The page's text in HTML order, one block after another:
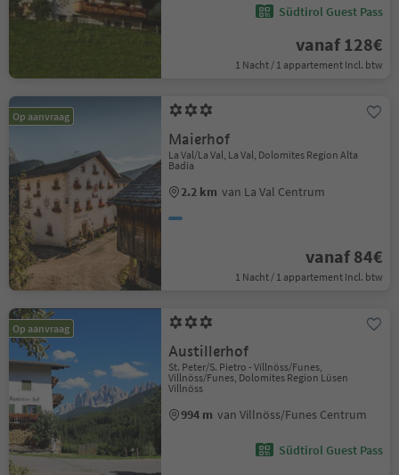
Südtirol Guest Pass
vanaf 128€
1 Nacht / 1 appartement Incl. btw
Op aanvraag
Maierhof
La Val/La Val, La Val, Dolomites Region Alta
Badia
2.2 km van La Val Centrum
vanaf 84€
1 Nacht / 1 appartement Incl. btw
Op aanvraag
Austillerhof
St. Peter/S. Pietro - Villnöss/Funes,
Villnöss/Funes, Dolomites Region Lüsen
Villnöss
994 m van Villnöss/Funes Centrum
Südtirol Guest Pass